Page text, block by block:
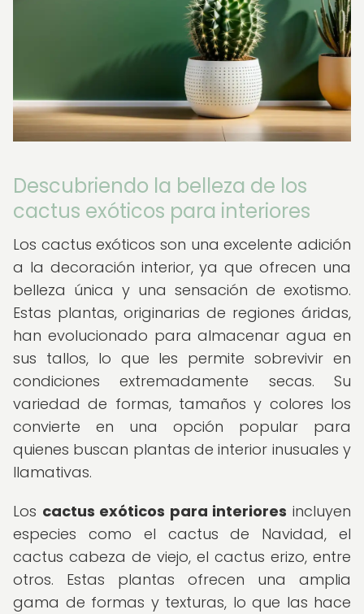
Descubriendo la belleza de los
cactus exóticos para interiores
Los cactus exóticos son una excelente adición
a la decoración interior, ya que ofrecen una
belleza única y una sensación de exotismo.
Estas plantas, originarias de regiones áridas,
han evolucionado para almacenar agua en
sus tallos, lo que les permite sobrevivir en
condiciones extremadamente secas. Su
variedad de formas, tamaños y colores los
convierte en una opción popular para
quienes buscan plantas de interior inusuales y
llamativas.
Los cactus exóticos para interiores incluyen
especies como el cactus de Navidad, el
cactus cabeza de viejo, el cactus erizo, entre
otros. Estas plantas ofrecen una amplia
gama de formas y texturas, lo que las hace